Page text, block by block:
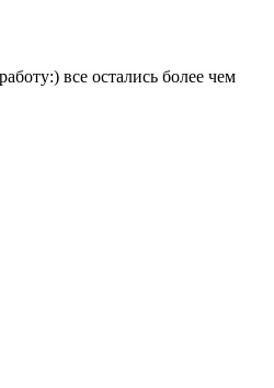
все остались более чем